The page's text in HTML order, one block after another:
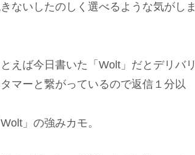
ないしたのしく選べるような気がしま
えば今日書いた「Wolt」だとデリバリ
マーと繋がっているので返信１分以
」の強みカモ。